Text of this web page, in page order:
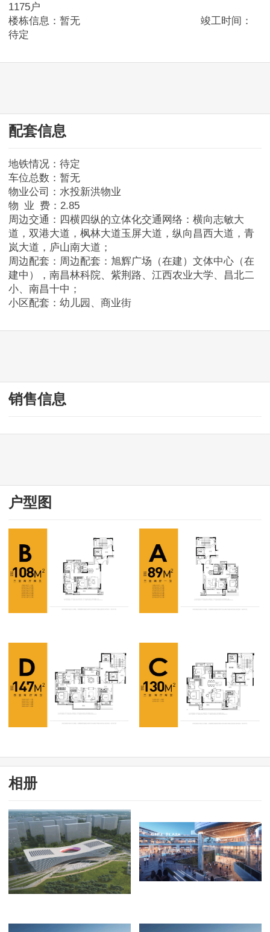
1175户
楼栋信息：暂无 竣工时间：
待定
配套信息
地铁情况：待定
车位总数：暂无
物业公司：水投新洪物业
物 业 费：2.85
周边交通：四横四纵的立体化交通网络：横向志敏大
道，双港大道，枫林大道玉屏大道，纵向昌西大道，青
岚大道，庐山南大道；
周边配套：周边配套：旭辉广场（在建）文体中心（在
建中），南昌林科院、紫荆路、江西农业大学、昌北二
小、南昌十中；
小区配套：幼儿园、商业街
销售信息
户型图
相册
南昌县
赣江新区
安义县
抚州
景德镇
萍乡